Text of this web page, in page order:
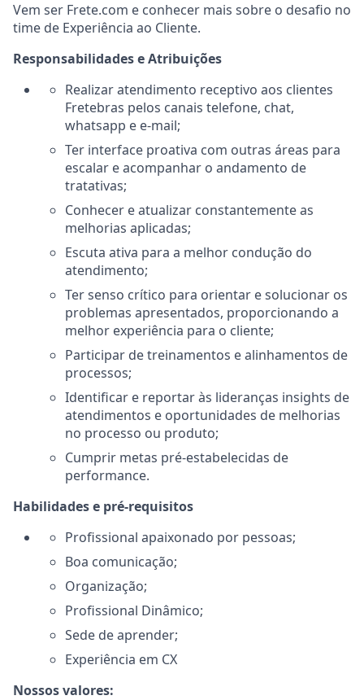
Vem ser Frete.com e conhecer mais sobre o desafio no
time de Experiência ao Cliente.
Responsabilidades e Atribuições
Realizar atendimento receptivo aos clientes
Fretebras pelos canais telefone, chat,
whatsapp e e-mail;
Ter interface proativa com outras áreas para
escalar e acompanhar o andamento de
tratativas;
Conhecer e atualizar constantemente as
melhorias aplicadas;
Escuta ativa para a melhor condução do
atendimento;
Ter senso crítico para orientar e solucionar os
problemas apresentados, proporcionando a
melhor experiência para o cliente;
Participar de treinamentos e alinhamentos de
processos;
Identificar e reportar às lideranças insights de
atendimentos e oportunidades de melhorias
no processo ou produto;
Cumprir metas pré-estabelecidas de
performance.
Habilidades e pré-requisitos
Profissional apaixonado por pessoas;
Boa comunicação;
Organização;
Profissional Dinâmico;
Sede de aprender;
Experiência em CX
Nossos valores: